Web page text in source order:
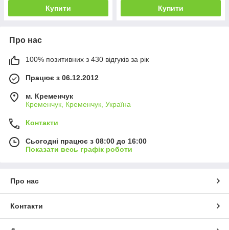
Купити Купити
Про нас
100% позитивних з 430 відгуків за рік
Працює з 06.12.2012
м. Кременчук
Кременчук, Кременчук, Україна
Контакти
Сьогодні працює з 08:00 до 16:00
Показати весь графік роботи
Про нас
Контакти